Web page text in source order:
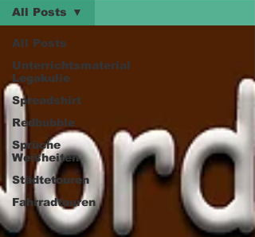
All Posts
Unterrichtsmaterial
Legakulie
Spreadshirt
Redbubble
Sprüche
Weisheiten
Städtetouren
Fahrradtouren
All Posts